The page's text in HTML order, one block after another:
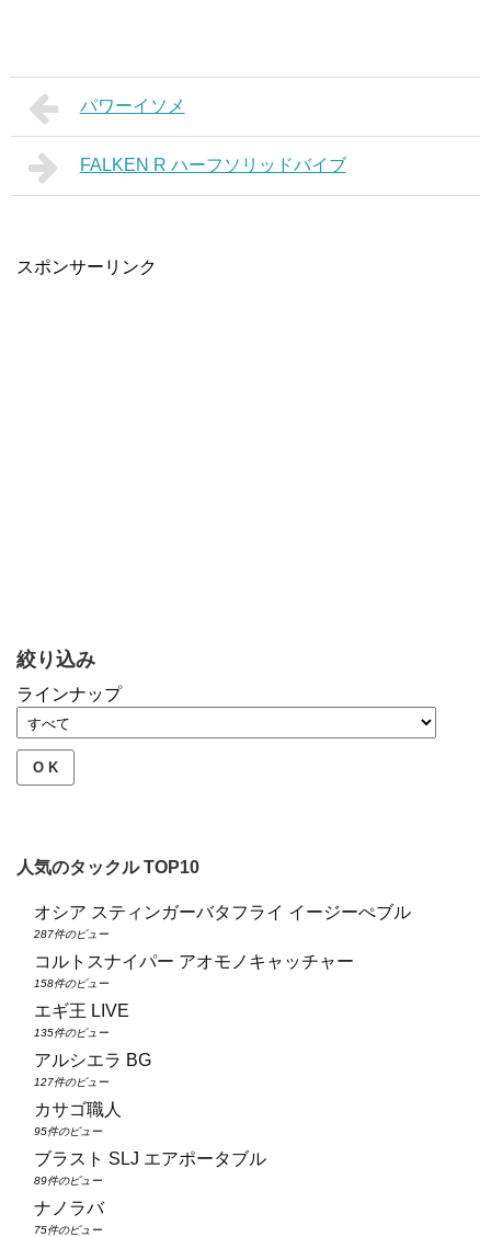
パワーイソメ
FALKEN R ハーフソリッドバイブ
スポンサーリンク
絞り込み
ラインナップ
O K
人気のタックル TOP10
オシア スティンガーバタフライ イージーぺブル
287件のビュー
コルトスナイパー アオモノキャッチャー
158件のビュー
エギ王 LIVE
135件のビュー
アルシエラ BG
127件のビュー
カサゴ職人
95件のビュー
ブラスト SLJ エアポータブル
89件のビュー
ナノラバ
75件のビュー